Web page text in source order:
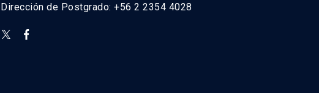
Dirección de Postgrado: +56 2 2354 4028